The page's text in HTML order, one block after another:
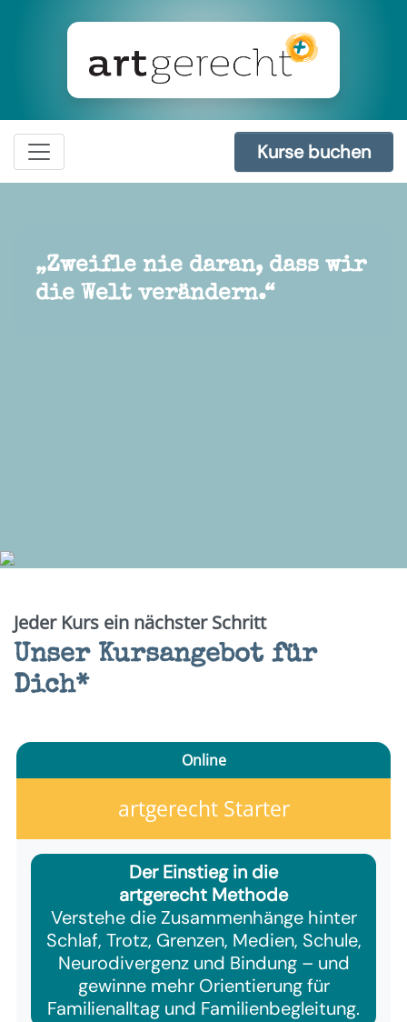
Kurse buchen
„Zweifle nie daran, dass wir
die Welt verändern.“
Jeder Kurs ein nächster Schritt
Unser Kursangebot für
Dich*
Online
artgerecht Starter
Der Einstieg in die
artgerecht Methode
Verstehe die Zusammenhänge hinter
Schlaf, Trotz, Grenzen, Medien, Schule,
Neurodivergenz und Bindung – und
gewinne mehr Orientierung für
Familienalltag und Familienbegleitung.